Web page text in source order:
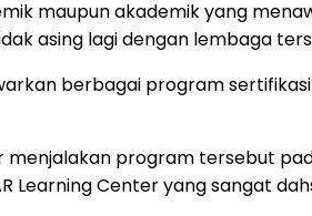
maupun akademik yang
asing lagi dengan lembaga
berbagai program
menjalakan program tersebut
Learning Center yang sangat